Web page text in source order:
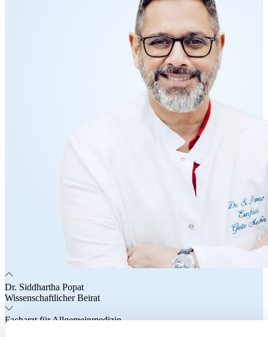
Dr. Siddhartha Popat
Wissenschaftlicher Beirat
Facharzt für Allgemeinmedizin